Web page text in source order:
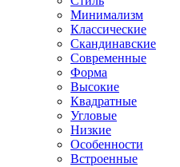
Минимализм
Классические
Скандинавские
Современные
Форма
Высокие
Квадратные
Угловые
Низкие
Особенности
Встроенные